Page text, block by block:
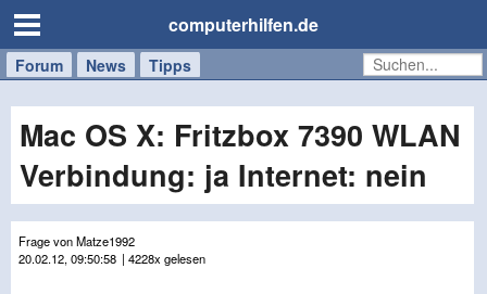
computerhilfen.de
Forum News Tipps
Handy
Tablet
Windows
Mac
Mac OS X: Fritzbox 7390 WLAN
Verbindung: ja Internet: nein
Frage von Matze1992
20.02.12, 09:50:58 | 4228x gelesen